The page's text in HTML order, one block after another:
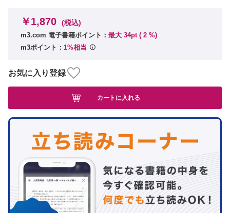
￥1,870 (税込)
m3.com 電子書籍ポイント： 最大 34pt ( 2 %)
m3ポイント： 1%相当
お気に入り登録
カートに入れる